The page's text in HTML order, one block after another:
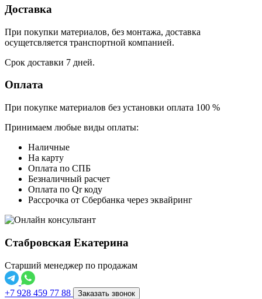
Доставка
При покупки материалов, без монтажа, доставка
осущетсвляется транспортной компанией.
Срок доставки 7 дней.
Оплата
При покупке материалов без установки оплата 100 %
Принимаем любые виды оплаты:
Наличные
На карту
Оплата по СПБ
Безналичный расчет
Оплата по Qr коду
Рассрочка от Сбербанка через эквайринг
Стабровская Екатерина
Старший менеджер по продажам
+7 928 459 77 88 Заказать звонок